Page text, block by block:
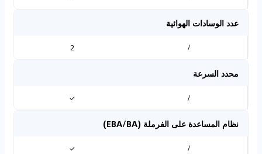
عدد الوسادات الهوائية
/
2
محدد السرعة
/
✓
نظام المساعدة على الفرملة (EBA/BA)
/
✓